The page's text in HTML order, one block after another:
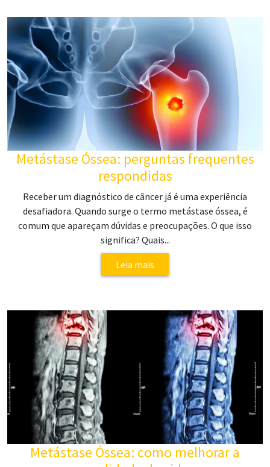
Metástase Óssea: perguntas frequentes
respondidas
Receber um diagnóstico de câncer já é uma experiência
desafiadora. Quando surge o termo metástase óssea, é
comum que apareçam dúvidas e preocupações. O que isso
significa? Quais...
Leia mais
Metástase Óssea: como melhorar a